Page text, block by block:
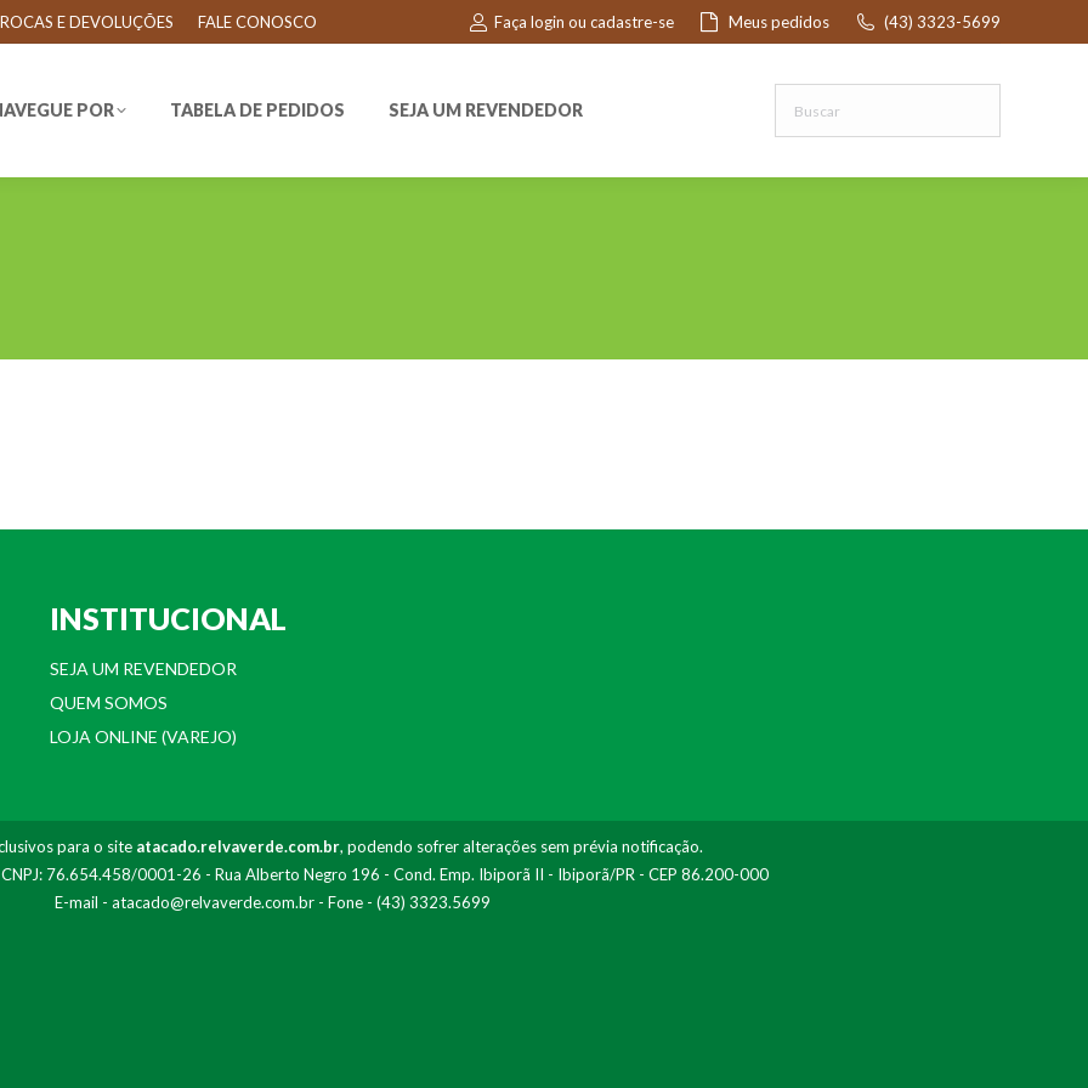
E DEVOLUÇÕES FALE CONOSCO Faça login ou cadastre-se Meus pedidos (43) 3323-5699
POR TABELA DE PEDIDOS SEJA UM REVENDEDOR
INSTITUCIONAL
SEJA UM REVENDEDOR
QUEM SOMOS
LOJA ONLINE (VAREJO)
para o site atacado.relvaverde.com.br, podendo sofrer alterações sem prévia notificação.
CNPJ: 76.654.458/0001-26 - Rua Alberto Negro 196 - Cond. Emp. Ibiporã II - Ibiporã/PR - CEP 86.200-000
E-mail - atacado@relvaverde.com.br- Fone - (43) 3323.5699
POR TABELA DE PEDIDOS SEJA UM REVENDEDOR